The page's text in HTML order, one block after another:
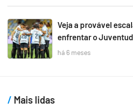
Veja a provável
enfrentar o
há 6 meses
Mais lidas